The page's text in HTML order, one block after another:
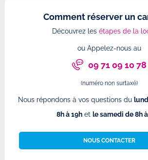
Comment réserver un
Découvrez les étapes de la
ou Appelez-nous au
09 71 09 10 78
(numéro non surtaxé)
Nous répondons à vos questions du
8h à 19het le samedi de 8h
NOUS CONTACTER